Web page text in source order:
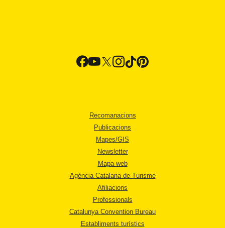
Recomanacions
Publicacions
Mapes/GIS
Newsletter
Mapa web
Agència Catalana de Turisme
Afiliacions
Professionals
Catalunya Convention Bureau
Establiments turístics